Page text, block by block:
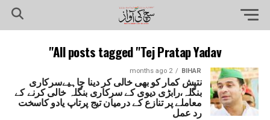
All posts tagged "Tej Pratap Yadav"
BIHAR
2 months ago
نتیش کمار کو بھی خالی کر دینا چاہیےسرکاری
بنگلہ،رابڑی دیوی کے سرکاری بنگلہ خالی کرنے کے
معاملے پر تنازع کے درمیان تیج پرتاپ یادو کاسخت
رد عمل